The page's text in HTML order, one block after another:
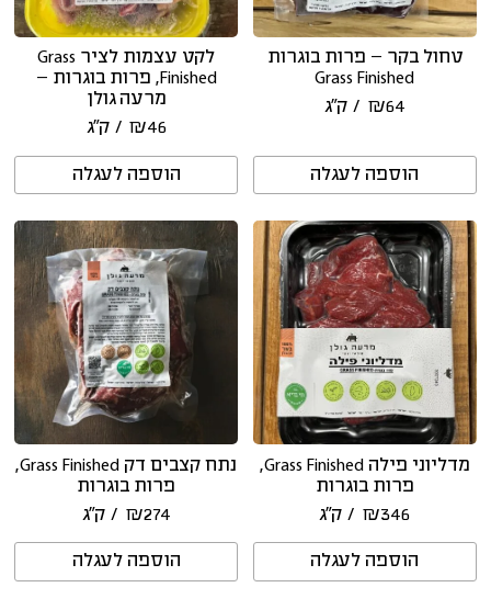
טחול בקר – פרות בוגרות
Grass Finished
₪64 / ק״ג
הוספה לעגלה
לקט עצמות לציר Grass
Finished, פרות בוגרות –
מרעה גולן
₪46 / ק״ג
הוספה לעגלה
מדליוני פילה Grass Finished,
פרות בוגרות
₪346 / ק״ג
הוספה לעגלה
נתח קצבים דק Grass Finished,
פרות בוגרות
₪274 / ק״ג
הוספה לעגלה